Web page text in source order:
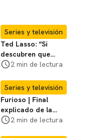
Series y televisión
Ted Lasso: “Si
descubren que
existe el futbol
bien”,
2 min de lectura
Series y televisión
Furioso | Final
explicado de la
serie brasileña de
2 min de lectura